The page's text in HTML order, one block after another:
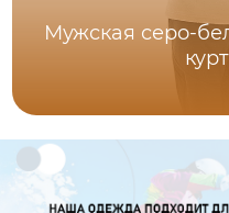
Мужская серо-